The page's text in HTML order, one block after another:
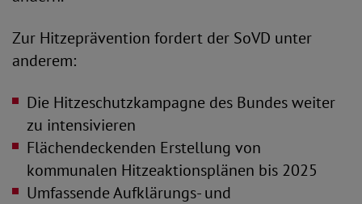
Zur Hitzeprävention fordert der SoVD unter
anderem:
Die Hitzeschutzkampagne des Bundes weiter
zu intensivieren
Flächendeckenden Erstellung von
kommunalen Hitzeaktionsplänen bis 2025
Umfassende Aufklärungs- und